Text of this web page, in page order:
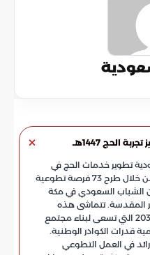
الحج 1447هـ
تطوير خدمات الحج في
مقدمة أولوياتها لموسم 1447هـ، من خلال طرح 73 فرصة تطوعية
الشباب السعودي في مكة
المقدسة. تتماشى هذه
المبادرة مع أهداف رؤية المملكة 2030 التي تسعى لبناء مجتمع
قدرات الكوادر الوطنية.
في العمل التطوعي